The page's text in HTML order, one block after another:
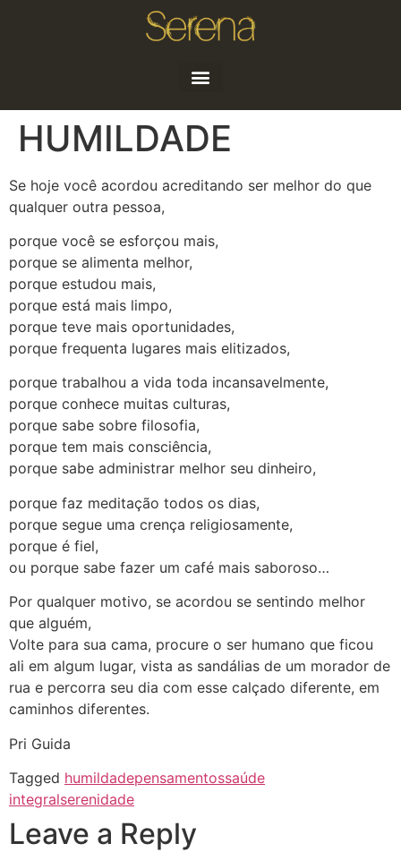
HUMILDADE
Se hoje você acordou acreditando ser melhor do que
qualquer outra pessoa,
porque você se esforçou mais,
porque se alimenta melhor,
porque estudou mais,
porque está mais limpo,
porque teve mais oportunidades,
porque frequenta lugares mais elitizados,
porque trabalhou a vida toda incansavelmente,
porque conhece muitas culturas,
porque sabe sobre filosofia,
porque tem mais consciência,
porque sabe administrar melhor seu dinheiro,
porque faz meditação todos os dias,
porque segue uma crença religiosamente,
porque é fiel,
ou porque sabe fazer um café mais saboroso…
Por qualquer motivo, se acordou se sentindo melhor
que alguém,
Volte para sua cama, procure o ser humano que ficou
ali em algum lugar, vista as sandálias de um morador de
rua e percorra seu dia com esse calçado diferente, em
caminhos diferentes.
Pri Guida
Tagged humildadepensamentossaúde
integralserenidade
Leave a Reply